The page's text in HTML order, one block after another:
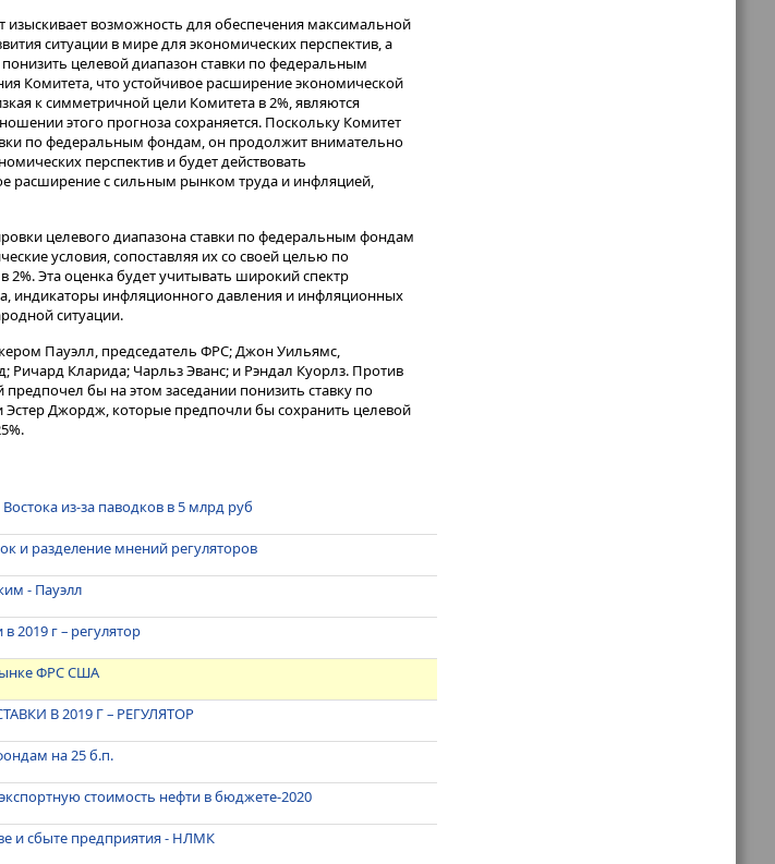
возможность для обеспечения максимальной
ситуации в мире для экономических перспектив, а
целевой диапазон ставки по федеральным
Комитета, что устойчивое расширение экономической
к симметричной цели Комитета в 2%, являются
этого прогноза сохраняется. Поскольку Комитет
по федеральным фондам, он продолжит внимательно
перспектив и будет действовать
расширение с сильным рынком труда и инфляцией,
целевого диапазона ставки по федеральным фондам
условия, сопоставляя их со своей целью по
Эта оценка будет учитывать широкий спектр
индикаторы инфляционного давления и инфляционных
ситуации.
Пауэлл, председатель ФРС; Джон Уильямс,
Ричард Кларида; Чарльз Эванс; и Рэндал Куорлз. Против
бы на этом заседании понизить ставку по
Джордж, которые предпочли бы сохранить целевой
из-за паводков в 5 млрд руб
и разделение мнений регуляторов
- Пауэлл
2019 г – регулятор
ФРС США
В 2019 Г – РЕГУЛЯТОР
на 25 б.п.
стоимость нефти в бюджете-2020
и сбыте предприятия - НЛМК